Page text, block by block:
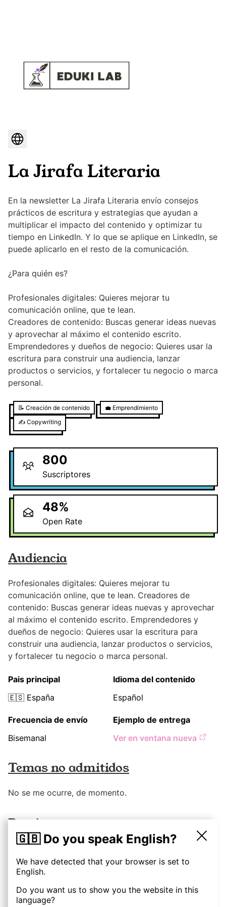
🇬🇧 Do you speak English?
We have detected that your browser is set to
English.
Do you want us to show you the website in this
language?
La Jirafa Literaria
En la newsletter La Jirafa Literaria envío consejos
prácticos de escritura y estrategias que ayudan a
multiplicar el impacto del contenido y optimizar tu
tiempo en LinkedIn. Y lo que se aplique en LinkedIn, se
puede aplicarlo en el resto de la comunicación.
¿Para quién es?
Profesionales digitales: Quieres mejorar tu
comunicación online, que te lean.
Creadores de contenido: Buscas generar ideas nuevas
y aprovechar al máximo el contenido escrito.
Emprendedores y dueños de negocio: Quieres usar la
escritura para construir una audiencia, lanzar
productos o servicios, y fortalecer tu negocio o marca
personal.
📝 Creación de contenido 💼 Emprendimiento
✍️ Copywriting
800
Suscriptores
48%
Open Rate
Audiencia
Profesionales digitales: Quieres mejorar tu
comunicación online, que te lean. Creadores de
contenido: Buscas generar ideas nuevas y aprovechar
al máximo el contenido escrito. Emprendedores y
dueños de negocio: Quieres usar la escritura para
construir una audiencia, lanzar productos o servicios,
y fortalecer tu negocio o marca personal.
Pais principal
🇪🇸 España
Idioma del contenido
Español
Frecuencia de envío
Bisemanal
Ejemplo de entrega
Ver en ventana nueva
Temas no admitidos
No se me ocurre, de momento.
Precios
Descripción
(1 entrega
Incluiría un titular con una
descripción del servicio, ligado a lo
👉 Reservar